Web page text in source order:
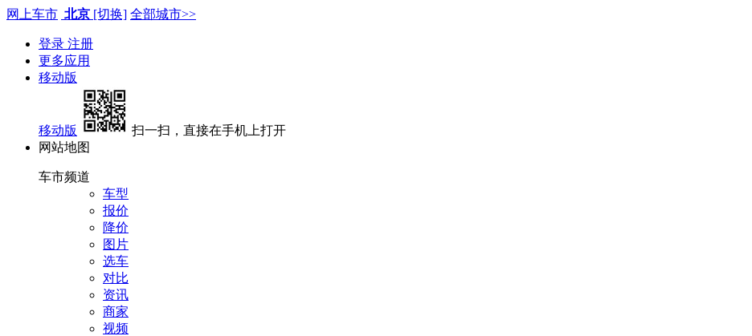
网上车市 北京 [切换] 全部城市>>
登录 注册
更多应用
移动版
移动版
扫一扫，直接在手机上打开
网站地图
车市频道
车型
报价
降价
图片
选车
对比
资讯
商家
视频